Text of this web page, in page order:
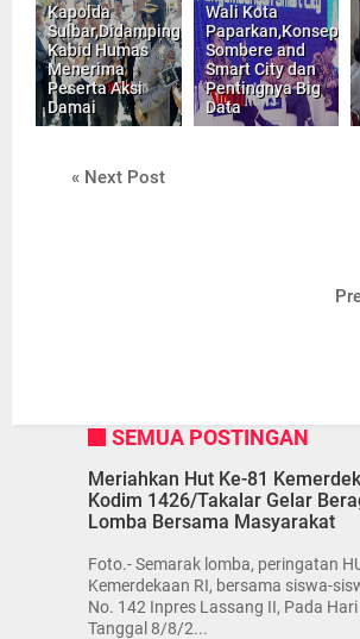
Kapolda
Sulbar,Didampingi
Kabid Humas
Menerima
Peserta Aksi
Damai
Wali Kota
Paparkan,Konsep
Sombere and
Smart City dan
Pentingnya Big
Data
« Next Post
SEMUA POSTINGAN
Meriahkan Hut Ke-81
Kodim 1426/Takalar Gelar
Lomba Bersama Masyarakat
Foto.- Semarak lomba, peringatan
Kemerdekaan RI, bersama siswa-
No. 142 Inpres Lassang II, Pada
Tanggal 8/8/2...